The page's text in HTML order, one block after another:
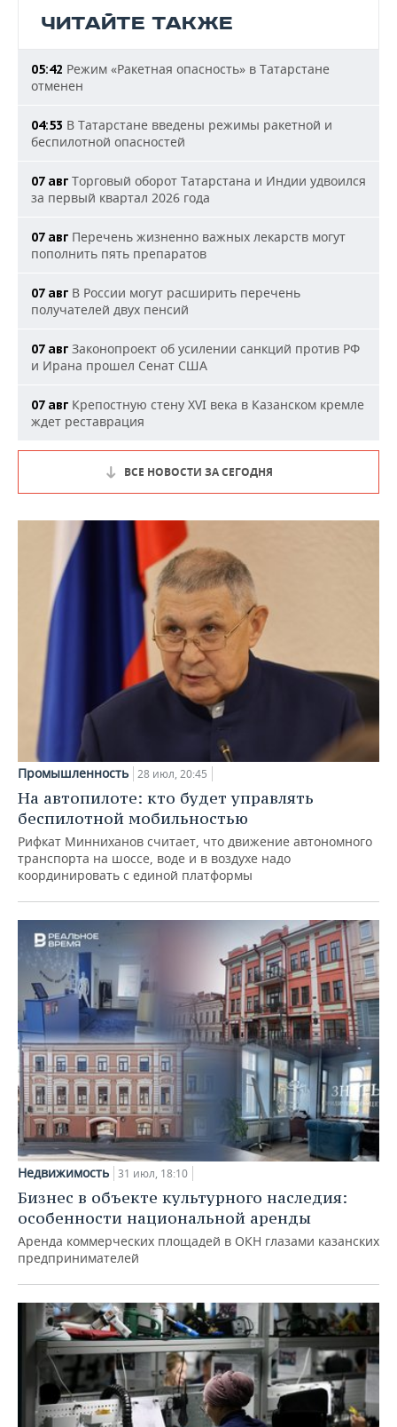
ЧИТАЙТЕ ТАКЖЕ
05:42 Режим «Ракетная опасность» в Татарстане
отменен
04:53 В Татарстане введены режимы ракетной и
беспилотной опасностей
07 авг Торговый оборот Татарстана и Индии удвоился
за первый квартал 2026 года
07 авг Перечень жизненно важных лекарств могут
пополнить пять препаратов
07 авг В России могут расширить перечень
получателей двух пенсий
07 авг Законопроект об усилении санкций против РФ
и Ирана прошел Сенат США
07 авг Крепостную стену XVI века в Казанском кремле
ждет реставрация
ВСЕ НОВОСТИ ЗА СЕГОДНЯ
Промышленность 28 июл, 20:45
На автопилоте: кто будет управлять
беспилотной мобильностью
Рифкат Минниханов считает, что движение автономного
транспорта на шоссе, воде и в воздухе надо
координировать с единой платформы
Недвижимость 31 июл, 18:10
Бизнес в объекте культурного наследия:
особенности национальной аренды
Аренда коммерческих площадей в ОКН глазами казанских
предпринимателей